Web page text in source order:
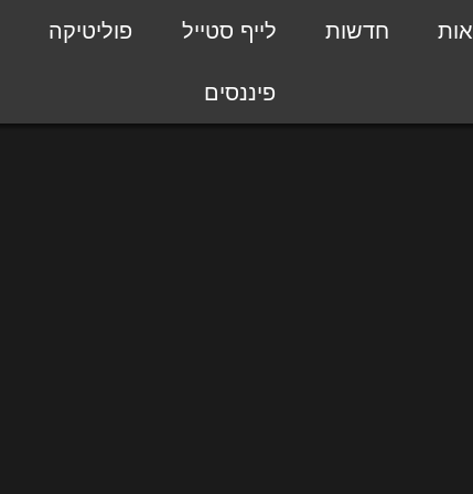
חדשות לייף סטייל פוליטיקה
פיננסים